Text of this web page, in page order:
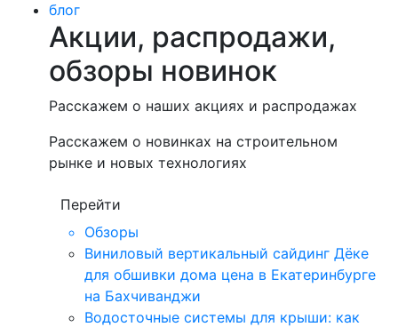
блог
Акции, распродажи,
обзоры новинок
Расскажем о наших акциях и распродажах
Расскажем о новинках на строительном
рынке и новых технологиях
Перейти
Обзоры
Виниловый вертикальный сайдинг Дёке
для обшивки дома цена в Екатеринбурге
на Бахчиванджи
Водосточные системы для крыши: как